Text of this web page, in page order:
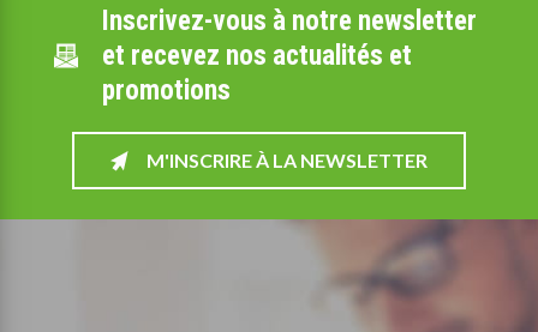
Inscrivez-vous à notre newsletter
et recevez nos actualités et
promotions
M'INSCRIRE À LA NEWSLETTER